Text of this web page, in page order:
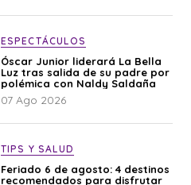
ESPECTÁCULOS
Óscar Junior liderará La Bella
Luz tras salida de su padre por
polémica con Naldy Saldaña
07 Ago 2026
TIPS Y SALUD
Feriado 6 de agosto: 4 destinos
recomendados para disfrutar